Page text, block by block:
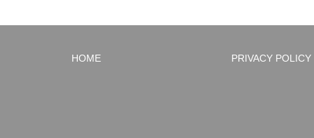
HOME PRIVACY POLICY